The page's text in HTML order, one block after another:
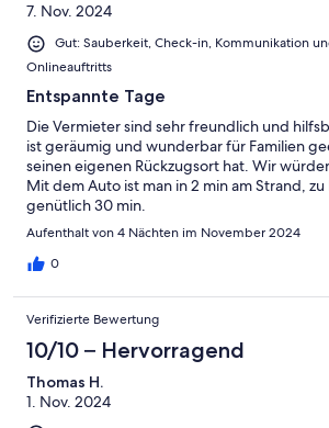
7. Nov. 2024
Gut: Sauberkeit, Check-in, Kommunikation
Onlineauftritts
Entspannte Tage
Die Vermieter sind sehr freundlich und
ist geräumig und wunderbar für Familien
seinen eigenen Rückzugsort hat. Wir
Mit dem Auto ist man in 2 min am Strand,
genütlich 30 min.
Aufenthalt von 4 Nächten im November 2024
0
Verifizierte Bewertung
10/10 – Hervorragend
Thomas H.
1. Nov. 2024